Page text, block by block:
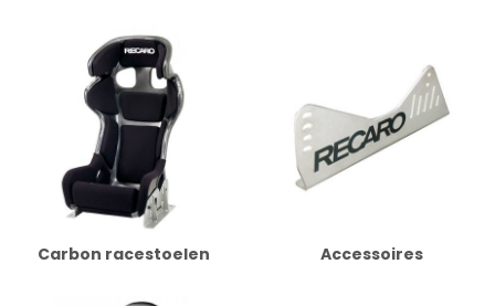
Carbon racestoelen Accessoires